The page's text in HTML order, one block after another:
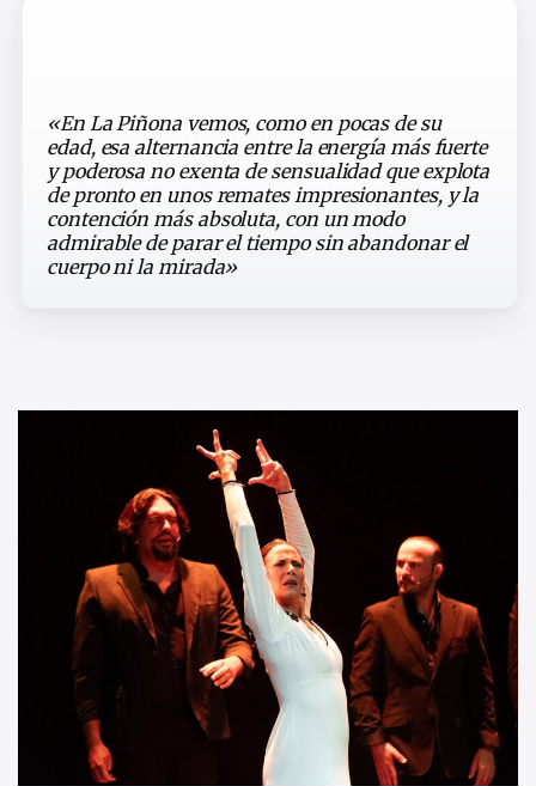
«En La Piñona vemos, como en pocas de su
edad, esa alternancia entre la energía más fuerte
y poderosa no exenta de sensualidad que explota
de pronto en unos remates impresionantes, y la
contención más absoluta, con un modo
admirable de parar el tiempo sin abandonar el
cuerpo ni la mirada»